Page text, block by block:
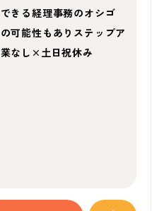
きる経理事務のオシゴ
可能性もありステップア
なし×土日祝休み